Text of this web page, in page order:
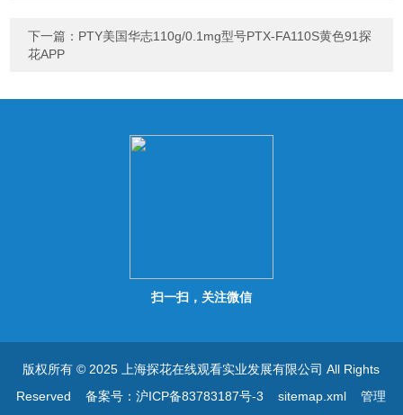
下一篇： PTY美国华志110g/0.1mg型号PTX-FA110S黄色91探
花APP
扫一扫，关注微信
版权所有 © 2025 上海探花在线观看实业发展有限公司 All Rights
Reserved备案号：沪ICP备83783187号-3 sitemap.xml 管理